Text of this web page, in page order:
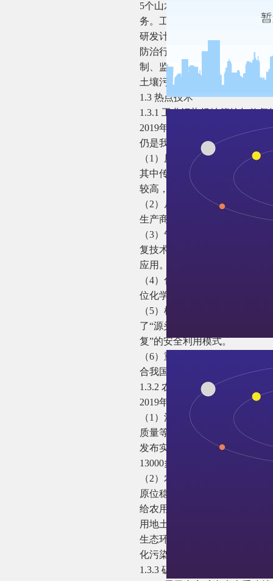
5个山水林田湖及区域综合整
务。工业类污染场地修复工程
研发计划“场地土壤污染成因
防治行动计划》目标和任务，
制、监测预警、风险管控、治
土壤污染防控与修复系统解决
1.3 热点技术
1.3.1 工业污染场地管控与修复
2019年，针对有机污染场地的
仍是我国工业污染场地修复的
（1）原位热修复技术呈现多
其中传导式加热技术应用较多
较高，应用相对较少。
（2）从污染物去除效果看，
生产商进入到此领域，国产装
（3）气相抽提技术主要应用
复技术，具有安全、二次污染
应用。
（4）化学氧化技术针对中轻
位化学氧化技术应用频率明显
（5）根据我国污染场地优先
了“源头治理-途径阻断-制度控
复”的安全利用模式。
（6）重金属固化/稳定化技术
合我国土壤修复项目工期短的
1.3.2 农用地污染管控与修复技
2019年，受污染农用地主要采
（1）污染源头防控技术。从
质量等方面阻止污染物进入农
发布实施后，生态环境部会同
13000多家，确定需整治污染
（2）农用地安全利用技术。
原位稳定化技术；针对高污染
给农用地安全利用技术的推广
用地土壤环境质量类别划分试
生态环境部联合印发通知，督
化污染源管控、推进农用地土
1.3.3 矿山管控与修复技术